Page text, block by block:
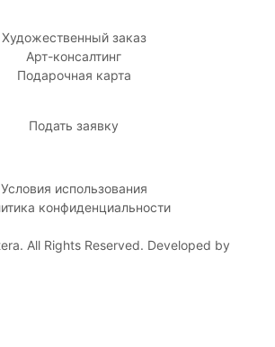
Художественный заказ
Арт-консалтинг
Подарочная карта
Подать заявку
Условия использования
конфиденциальности
All Rights Reserved. Developed by